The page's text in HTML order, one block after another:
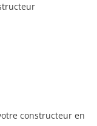
constructeur en